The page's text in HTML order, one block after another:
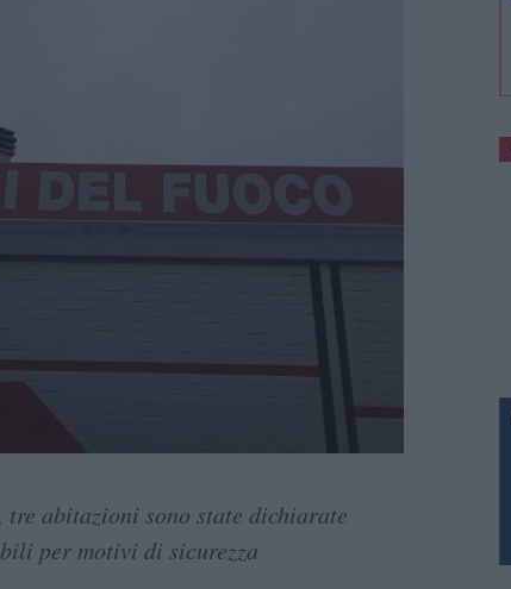
tre abitazioni sono state dichiarate
per motivi di sicurezza